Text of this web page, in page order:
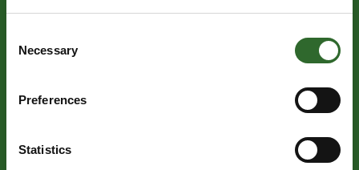
Selection
Necessary
Preferences
Statistics